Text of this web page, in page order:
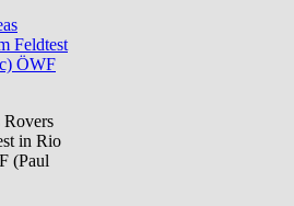
Rovers
in Rio
(Paul